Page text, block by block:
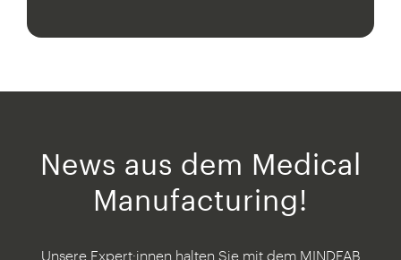
News aus dem Medical
Manufacturing!
Unsere Expert:innen halten Sie mit dem MINDFAB